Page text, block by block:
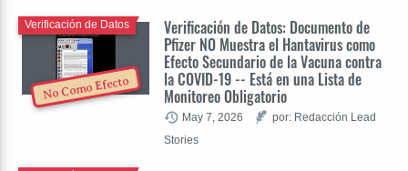
No Como Efecto
Verificación de Datos: Documento de
Pfizer NO Muestra el Hantavirus como
Efecto Secundario de la Vacuna contra
la COVID-19 -- Está en una Lista de
Monitoreo Obligatorio
Verificación de Datos
May 7, 2026
por: Redacción Lead
Stories